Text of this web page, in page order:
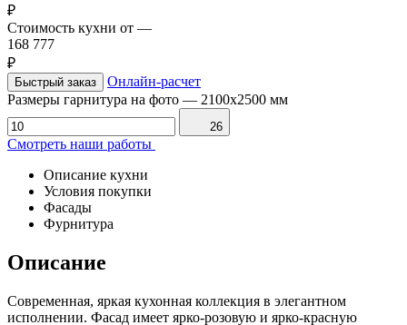
₽
Стоимость кухни от —
168 777
₽
Быстрый заказ
Онлайн-расчет
Размеры гарнитура на фото — 2100x2500 мм
26
Смотреть наши работы
Описание кухни
Условия покупки
Фасады
Фурнитура
Описание
Современная, яркая кухонная коллекция в элегантном
исполнении. Фасад имеет ярко-розовую и ярко-красную